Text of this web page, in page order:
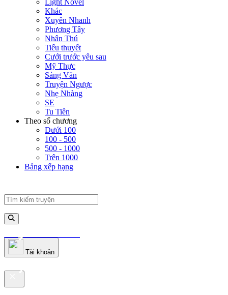
Light Novel
Khác
Xuyên Nhanh
Phương Tây
Nhân Thú
Tiểu thuyết
Cưới trước yêu sau
Mỹ Thực
Sảng Văn
Truyện Ngược
Nhẹ Nhàng
SE
Tu Tiên
Theo số chương
Dưới 100
100 - 500
500 - 1000
Trên 1000
Bảng xếp hạng
truyenfullz.com
Tài khoản
truyenfullz.com